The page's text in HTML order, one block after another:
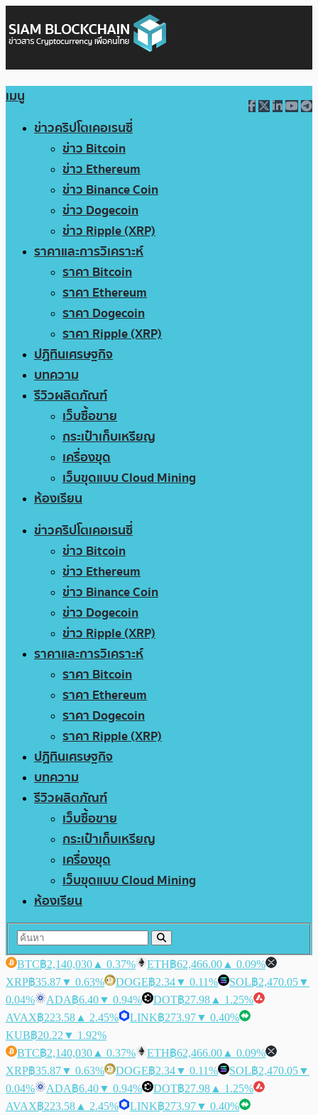
เมนู
ข่าวคริปโตเคอเรนซี่
ข่าว Bitcoin
ข่าว Ethereum
ข่าว Binance Coin
ข่าว Dogecoin
ข่าว Ripple (XRP)
ราคาและการวิเคราะห์
ราคา Bitcoin
ราคา Ethereum
ราคา Dogecoin
ราคา Ripple (XRP)
ปฏิทินเศรษฐกิจ
บทความ
รีวิวผลิตภัณฑ์
เว็บซื้อขาย
กระเป๋าเก็บเหรียญ
เครื่องขุด
เว็บขุดแบบ Cloud Mining
ห้องเรียน
ข่าวคริปโตเคอเรนซี่
ข่าว Bitcoin
ข่าว Ethereum
ข่าว Binance Coin
ข่าว Dogecoin
ข่าว Ripple (XRP)
ราคาและการวิเคราะห์
ราคา Bitcoin
ราคา Ethereum
ราคา Dogecoin
ราคา Ripple (XRP)
ปฏิทินเศรษฐกิจ
บทความ
รีวิวผลิตภัณฑ์
เว็บซื้อขาย
กระเป๋าเก็บเหรียญ
เครื่องขุด
เว็บขุดแบบ Cloud Mining
ห้องเรียน
BTC฿2,140,030 ▲ 0.37% ETH฿62,466.00 ▲ 0.09%
XRP฿35.87▼ 0.63% DOGE฿2.34▼ 0.11% SOL฿2,470.05▼
0.04%
ADA฿6.40▼ 0.94% DOT฿27.98 ▲ 1.25%
AVAX฿223.58 ▲ 2.45% LINK฿273.97▼ 0.40%
KUB฿20.22 ▼ 1.92%
BTC฿2,140,030 ▲ 0.37% ETH฿62,466.00 ▲ 0.09%
XRP฿35.87▼ 0.63% DOGE฿2.34▼ 0.11% SOL฿2,470.05▼
0.04%
ADA฿6.40▼ 0.94% DOT฿27.98 ▲ 1.25%
AVAX฿223.58 ▲ 2.45% LINK฿273.97▼ 0.40%